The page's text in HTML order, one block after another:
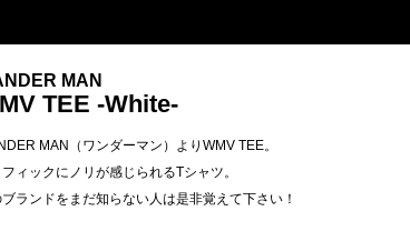
MAN
TEE -White-
MAN（ワンダーマン）よりWMV TEE。
ィックにノリが感じられるTシャツ。
ブランドをまだ知らない人は是非覚えて下さい！